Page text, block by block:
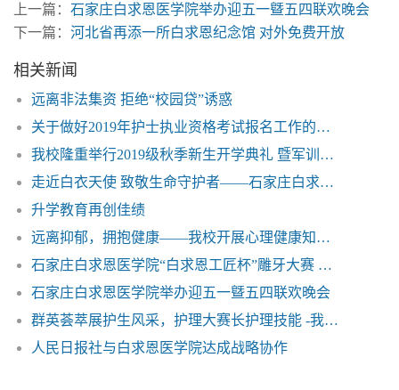
上一篇： 石家庄白求恩医学院举办迎五一曁五四联欢晚会
下一篇： 河北省再添一所白求恩纪念馆 对外免费开放
相关新闻
远离非法集资 拒绝“校园贷”诱惑
关于做好2019年护士执业资格考试报名工作的通知——石家庄白求恩医学院
我校隆重举行2019级秋季新生开学典礼 暨军训汇报表演
走近白衣天使 致敬生命守护者——石家庄白求恩医学院
升学教育再创佳绩
远离抑郁，拥抱健康——我校开展心理健康知识讲座
石家庄白求恩医学院“白求恩工匠杯”雕牙大赛 获得圆满成功
石家庄白求恩医学院举办迎五一曁五四联欢晚会
群英荟萃展护生风采，护理大赛长护理技能 -我校举办5•12国际护士节技能比赛
人民日报社与白求恩医学院达成战略协作